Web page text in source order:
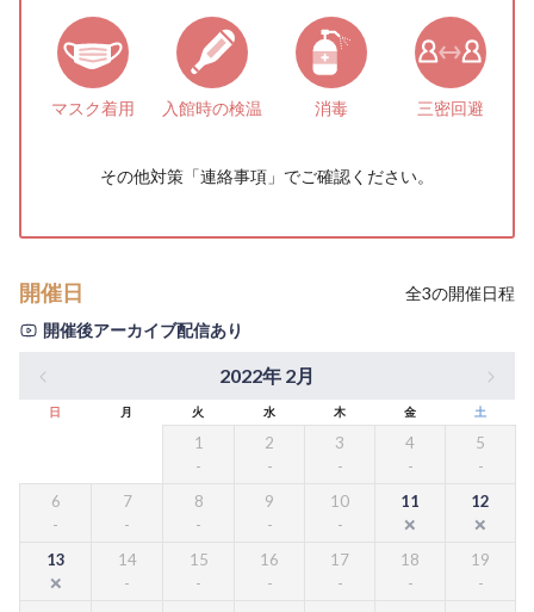
マスク着用 入館時の検温 消毒 三密回避
その他対策「連絡事項 」でご確認ください。
開催日 全3の開催日程
開催後アーカイブ配信あり
2022年 2月
日 月 火 水 木 金 土
1 2 3 4 5
6 7 8 9 10 11 12
13 14 15 16 17 18 19